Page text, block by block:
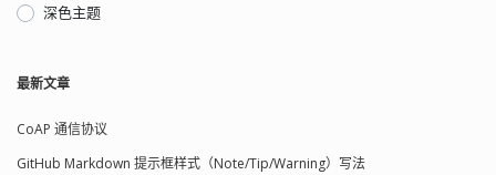
深色主题
最新文章
CoAP 通信协议
GitHub Markdown 提示框样式（Note/Tip/Warning）写法